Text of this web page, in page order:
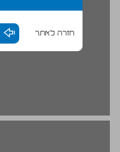
חזרה לאתר